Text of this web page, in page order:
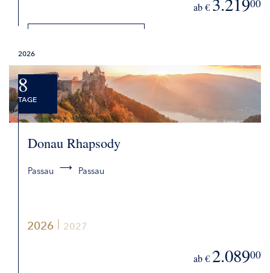
ab € 00
2026 2027
2026
8
TAGE
Donau Rhapsody
Passau Passau
ab € 2.08900